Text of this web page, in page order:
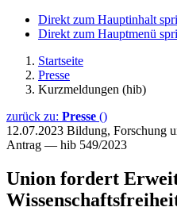
Direkt zum Hauptinhalt
Direkt zum Hauptmenü
Startseite
Presse
Kurzmeldungen (hib)
zurück zu: Presse ()
12.07.2023 Bildung, Forschung
Antrag — hib 549/2023
Union fordert